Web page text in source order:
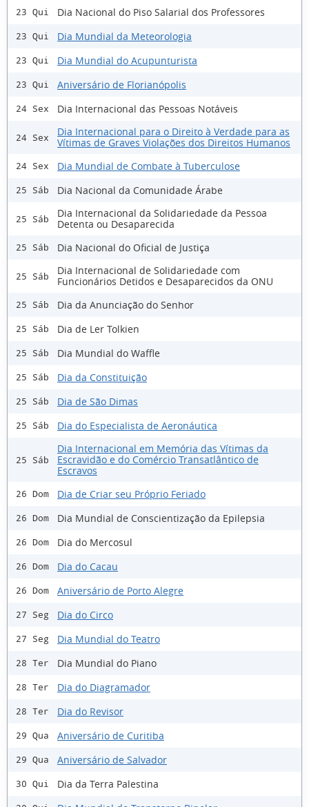
23 Qui Dia Nacional do Piso Salarial dos Professores
23 Qui Dia Mundial da Meteorologia
23 Qui Dia Mundial do Acupunturista
23 Qui Aniversário de Florianópolis
24 Sex Dia Internacional das Pessoas Notáveis
24 Sex
Dia Internacional para o Direito à Verdade para as
Vítimas de Graves Violações dos Direitos Humanos
24 Sex Dia Mundial de Combate à Tuberculose
25 Sáb Dia Nacional da Comunidade Árabe
25 Sáb
Dia Internacional da Solidariedade da Pessoa
Detenta ou Desaparecida
25 Sáb Dia Nacional do Oficial de Justiça
25 Sáb
Dia Internacional de Solidariedade com
Funcionários Detidos e Desaparecidos da ONU
25 Sáb Dia da Anunciação do Senhor
25 Sáb Dia de Ler Tolkien
25 Sáb Dia Mundial do Waffle
25 Sáb Dia da Constituição
25 Sáb Dia de São Dimas
25 Sáb Dia do Especialista de Aeronáutica
25 Sáb
Dia Internacional em Memória das Vítimas da
Escravidão e do Comércio Transatlântico de
Escravos
26 Dom Dia de Criar seu Próprio Feriado
26 Dom Dia Mundial de Conscientização da Epilepsia
26 Dom Dia do Mercosul
26 Dom Dia do Cacau
26 Dom Aniversário de Porto Alegre
27 Seg Dia do Circo
27 Seg Dia Mundial do Teatro
28 Ter Dia Mundial do Piano
28 Ter Dia do Diagramador
28 Ter Dia do Revisor
29 Qua Aniversário de Curitiba
29 Qua Aniversário de Salvador
30 Qui Dia da Terra Palestina